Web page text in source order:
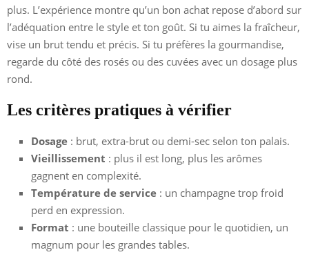
plus. L’expérience montre qu’un bon achat repose d’abord sur
l’adéquation entre le style et ton goût. Si tu aimes la fraîcheur,
vise un brut tendu et précis. Si tu préfères la gourmandise,
regarde du côté des rosés ou des cuvées avec un dosage plus
rond.
Les critères pratiques à vérifier
Dosage : brut, extra-brut ou demi-sec selon ton palais.
Vieillissement : plus il est long, plus les arômes
gagnent en complexité.
Température de service : un champagne trop froid
perd en expression.
Format : une bouteille classique pour le quotidien, un
magnum pour les grandes tables.